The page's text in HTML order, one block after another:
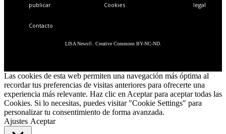
publicar Cookies legal
Contacto
LISA News©. Creative Commons BY-NC-ND.
Las cookies de esta web permiten una navegación más óptima al
recordar tus preferencias de visitas anteriores para ofrecerte una
experiencia más relevante. Haz clic en Aceptar para aceptar todas las
Cookies. Si lo necesitas, puedes visitar "Cookie Settings" para
personalizar tu consentimiento de forma avanzada.
Ajustes Aceptar